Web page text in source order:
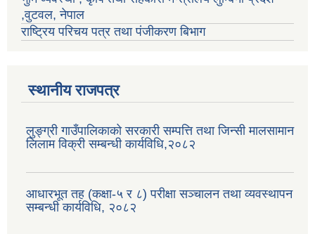
,वुटवल, नेपाल
राष्ट्रिय परिचय पत्र तथा पंजीकरण बिभाग
स्थानीय राजपत्र
लुङ्ग्री गाउँपालिकाको सरकारी सम्पत्ति तथा जिन्सी मालसामान
लिलाम विक्री सम्बन्धी कार्यविधि,२०८२
आधारभूत तह (कक्षा-५ र ८) परीक्षा सञ्चालन तथा व्यवस्थापन
सम्बन्धी कार्यविधि, २०८२